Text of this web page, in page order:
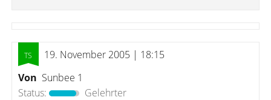
19. November 2005 | 18:15
Von Sunbee 1
Status:
Gelehrter